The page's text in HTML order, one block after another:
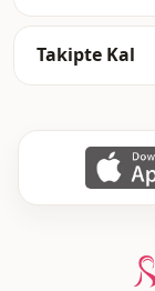
Takipte Kal